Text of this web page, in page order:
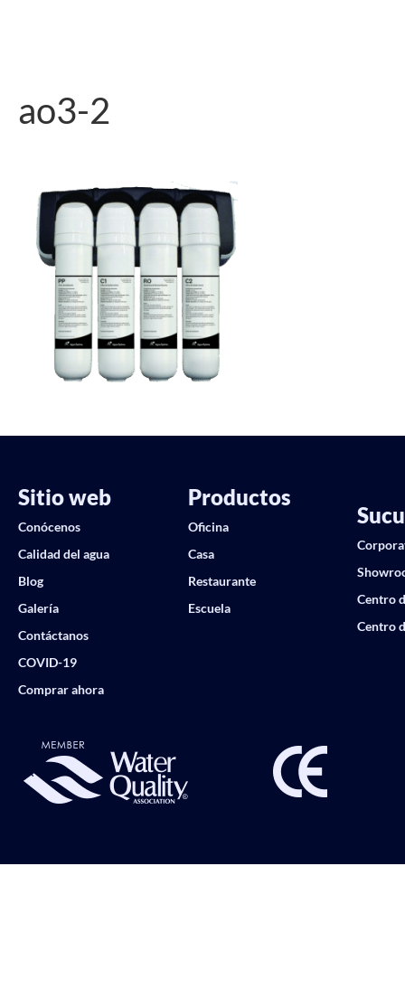
ao3-2
Sitio web
Conócenos
Calidad del agua
Blog
Galería
Contáctanos
COVID-19
Comprar ahora
Productos
Oficina
Casa
Restaurante
Escuela
Centro
Centro